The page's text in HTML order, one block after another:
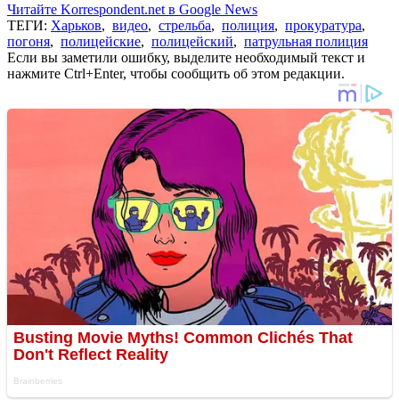
Читайте Korrespondent.net в Google News
ТЕГИ: Харьков, видео, стрельба, полиция, прокуратура,
погоня, полицейские, полицейский, патрульная полиция
Если вы заметили ошибку, выделите необходимый текст и
нажмите Ctrl+Enter, чтобы сообщить об этом редакции.